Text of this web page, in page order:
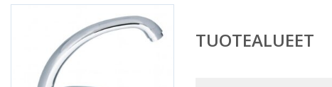
TUOTEALUEET